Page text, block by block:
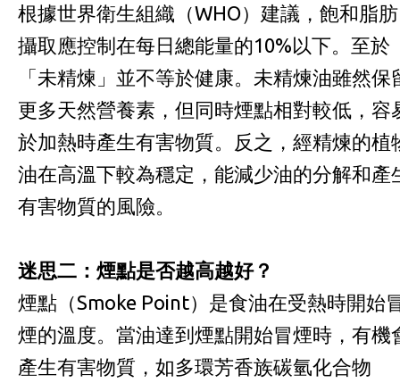
根據世界衛生組織（WHO）建議，飽和脂肪
攝取應控制在每日總能量的10%以下。至於
「未精煉」並不等於健康。未精煉油雖然保
更多天然營養素，但同時煙點相對較低，容
於加熱時產生有害物質。反之，經精煉的植
油在高溫下較為穩定，能減少油的分解和產
有害物質的風險。
迷思二：煙點是否越高越好？
煙點（Smoke Point）是食油在受熱時開始
煙的溫度。當油達到煙點開始冒煙時，有機
產生有害物質，如多環芳香族碳氫化合物